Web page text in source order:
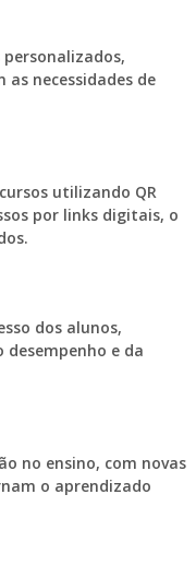
necessidades de
utilizando QR
por links digitais, o
dos alunos,
desempenho e da
no ensino, com novas
o aprendizado